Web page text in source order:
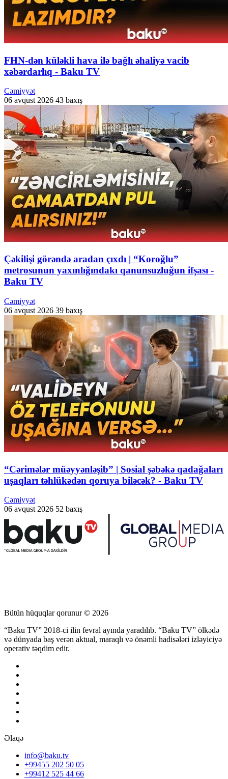
FHN-dən küləkli hava ilə bağlı əhaliyə vacib
xəbərdarlıq - Baku TV
Cəmiyyət
06 avqust 2026 43 baxış
Çəkilişi görəndə aradan çıxdı | “Koroğlu”
metrosunun yaxınlığındakı qanunsuzluğun ifşası -
Baku TV
Cəmiyyət
06 avqust 2026 39 baxış
“Cərimələr müəyyənləşib” | Sosial şəbəkə qadağaları
uşaqları təhlükədən qoruya biləcək? - Baku TV
Cəmiyyət
06 avqust 2026 52 baxış
Bütün hüquqlar qorunur © 2026
“Baku TV” 2018-ci ilin fevral ayında yaradılıb. “Baku TV” ölkədə
və dünyada baş verən aktual, maraqlı və önəmli hadisələri izləyiciyə
operativ təqdim edir.
Əlaqə
info@baku.tv
+99455 202 50 05
+99412 525 44 66